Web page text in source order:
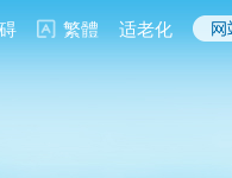
繁體 适老化